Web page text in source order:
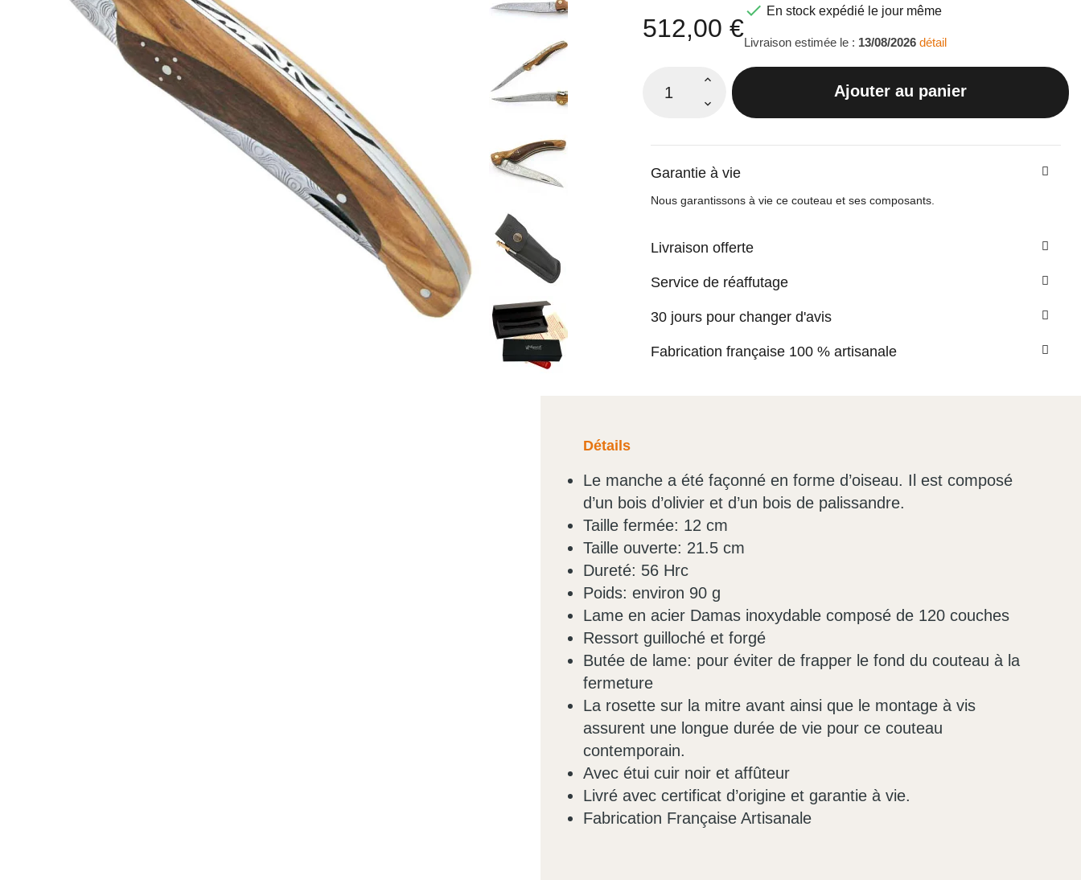
512,00 €
 En stock expédié le jour même
Livraison estimée le : 13/08/2026 détail
Ajouter au panier
Garantie à vie
Nous garantissons à vie ce couteau et ses composants.
Livraison offerte
Service de réaffutage
30 jours pour changer d'avis
Fabrication française 100 % artisanale
Détails
Le manche a été façonné en forme d’oiseau. Il est composé
d’un bois d’olivier et d’un bois de palissandre.
Taille fermée: 12 cm
Taille ouverte: 21.5 cm
Dureté: 56 Hrc
Poids: environ 90 g
Lame en acier Damas inoxydable composé de 120 couches
Ressort guilloché et forgé
Butée de lame: pour éviter de frapper le fond du couteau à la
fermeture
La rosette sur la mitre avant ainsi que le montage à vis
assurent une longue durée de vie pour ce couteau
contemporain.
Avec étui cuir noir et affûteur
Livré avec certificat d’origine et garantie à vie.
Fabrication Française Artisanale